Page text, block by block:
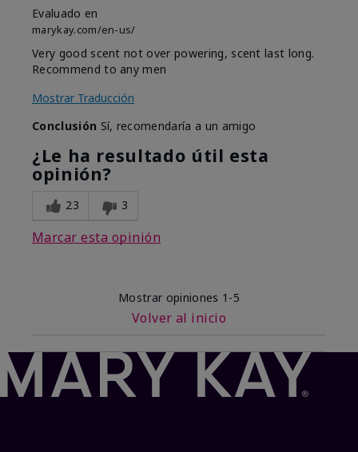
Evaluado en
marykay.com/en-us/
Very good scent not over powering, scent last long.
Recommend to any men
Mostrar Traducción
Conclusión Sí, recomendaría a un amigo
¿Le ha resultado útil esta
opinión?
23 3
Marcar esta opinión
Mostrar opiniones 1-5
Volver al inicio